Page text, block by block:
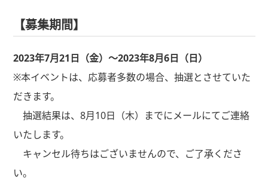
【募集期間】
2023年7月21日（金）～2023年8月6日（日）
※本イベントは、応募者多数の場合、抽選とさせていた
だきます。
抽選結果は、8月10日（木）までにメールにてご連絡
いたします。
キャンセル待ちはございませんので、ご了承くださ
い。